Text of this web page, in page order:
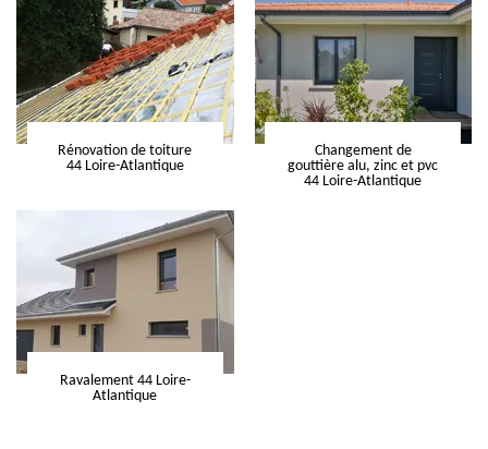
Rénovation de toiture
44 Loire-Atlantique
Changement de
gouttière alu, zinc et pvc
44 Loire-Atlantique
Ravalement 44 Loire-
Atlantique